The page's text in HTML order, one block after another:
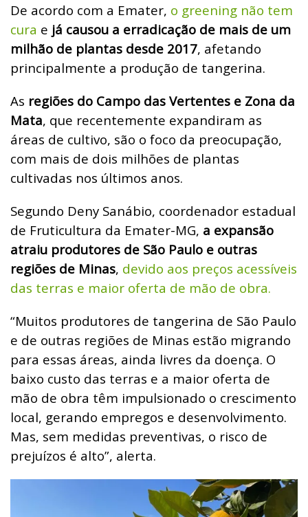
De acordo com a Emater, o greening não tem
cura e já causou a erradicação de mais de um
milhão de plantas desde 2017, afetando
principalmente a produção de tangerina.
As regiões do Campo das Vertentes e Zona da
Mata, que recentemente expandiram as
áreas de cultivo, são o foco da preocupação,
com mais de dois milhões de plantas
cultivadas nos últimos anos.
Segundo Deny Sanábio, coordenador estadual
de Fruticultura da Emater-MG, a expansão
atraiu produtores de São Paulo e outras
regiões de Minas, devido aos preços acessíveis
das terras e maior oferta de mão de obra.
“Muitos produtores de tangerina de São Paulo
e de outras regiões de Minas estão migrando
para essas áreas, ainda livres da doença. O
baixo custo das terras e a maior oferta de
mão de obra têm impulsionado o crescimento
local, gerando empregos e desenvolvimento.
Mas, sem medidas preventivas, o risco de
prejuízos é alto”, alerta.